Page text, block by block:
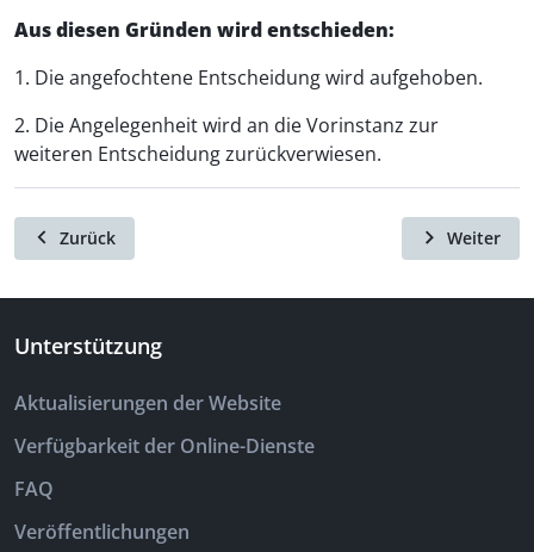
Aus diesen Gründen wird entschieden:
1. Die angefochtene Entscheidung wird aufgehoben.
2. Die Angelegenheit wird an die Vorinstanz zur
weiteren Entscheidung zurückverwiesen.
Zurück Weiter
Unterstützung
Aktualisierungen der Website
Verfügbarkeit der Online-Dienste
FAQ
Veröffentlichungen